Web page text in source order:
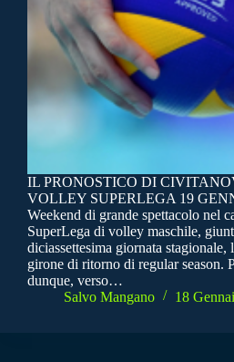
IL PRONOSTICO DI
VOLLEY SUPERLEGA 19
Weekend di grande spettacolo nel
SuperLega di volley maschile,
diciassettesima giornata stagionale,
girone di ritorno di regular season.
dunque, verso…
Salvo Mangano
18